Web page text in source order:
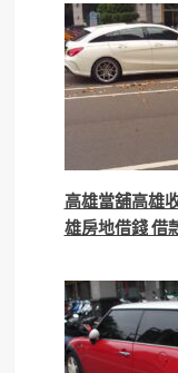
高雄當舖高雄
雄房地借錢 借